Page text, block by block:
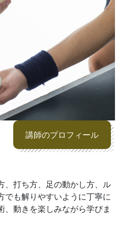
講師のプロフィール
、打ち方、足の動かし方、ル
でも解りやすいように丁寧に
動きを楽しみながら学びま